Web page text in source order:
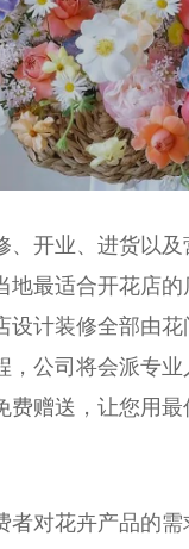
、开业、进货以
地最适合开花店
设计装修全部由
，公司将会派专
费赠送，让您用
者对花卉产品的